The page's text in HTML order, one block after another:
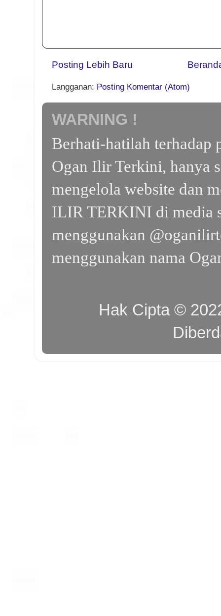
Posting Lebih Baru
Langganan: Posting Komentar (Atom)
WARNING !
Berhati-hatilah terhadap
Ogan Ilir Terkini, hanya
mengelola website dan
ILIR TERKINI di media
menggunakan
menggunakan nama
Hak Cipta ©